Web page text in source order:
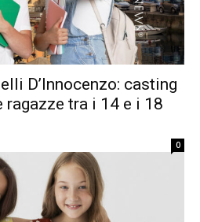
D’Innocenzo: casting
ragazze tra i 14 e i 18
0